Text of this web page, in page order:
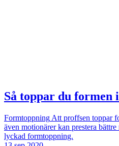
Så toppar du formen
Formtoppning Att proffsen toppar
även motionärer kan prestera
lyckad formtoppning.